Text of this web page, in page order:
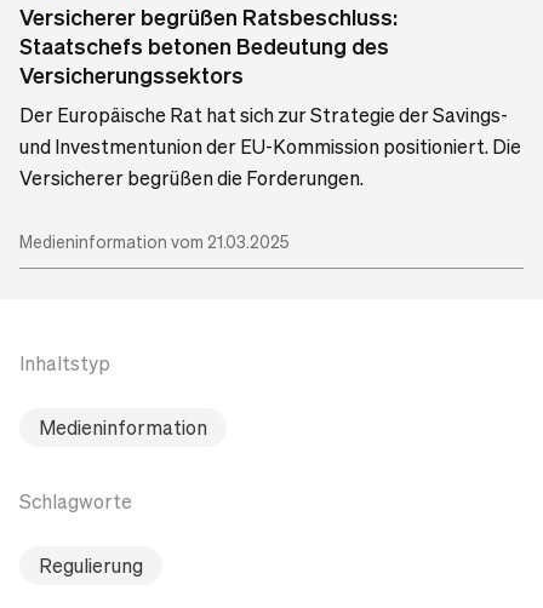
Versicherer begrüßen Ratsbeschluss:
Staatschefs betonen Bedeutung des
Versicherungssektors
Der Europäische Rat hat sich zur Strategie der Savings-
und Investmentunion der EU-Kommission positioniert. Die
Versicherer begrüßen die Forderungen.
Medieninformation vom 21.03.2025
Inhaltstyp
Medieninformation
Schlagworte
Regulierung